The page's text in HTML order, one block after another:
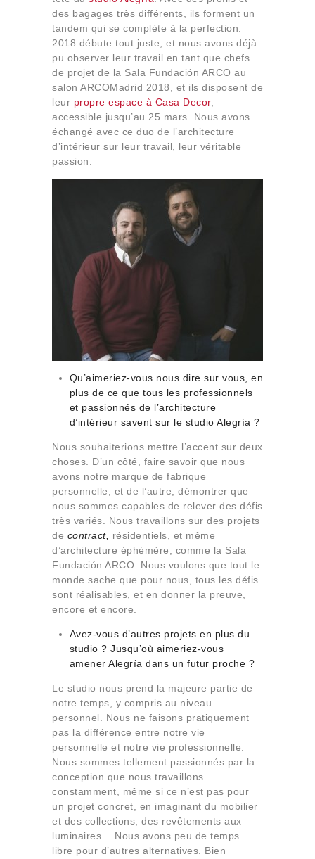
Qui sommes-nous
Contact
des bagages très différents, ils forment un
tandem qui se complète à la perfection.
2018 débute tout juste, et nous avons déjà
pu observer leur travail en tant que chefs
de projet de la Sala Fundación ARCO au
salon ARCOMadrid 2018, et ils disposent de
leur propre espace à Casa Decor,
accessible jusqu’au 25 mars. Nous avons
échangé avec ce duo de l’architecture
d’intérieur sur leur travail, leur véritable
passion.
Qu’aimeriez-vous nous dire sur vous, en
plus de ce que tous les professionnels
et passionnés de l’architecture
d’intérieur savent sur le studio Alegría ?
Nous souhaiterions mettre l’accent sur deux
choses. D’un côté, faire savoir que nous
avons notre marque de fabrique
personnelle, et de l’autre, démontrer que
nous sommes capables de relever des défis
très variés. Nous travaillons sur des projets
de contract, résidentiels, et même
d’architecture éphémère, comme la Sala
Fundación ARCO. Nous voulons que tout le
monde sache que pour nous, tous les défis
sont réalisables, et en donner la preuve,
encore et encore.
Avez-vous d’autres projets en plus du
studio ? Jusqu’où aimeriez-vous
amener Alegría dans un futur proche ?
Le studio nous prend la majeure partie de
notre temps, y compris au niveau
personnel. Nous ne faisons pratiquement
pas la différence entre notre vie
personnelle et notre vie professionnelle.
Nous sommes tellement passionnés par la
conception que nous travaillons
constamment, même si ce n’est pas pour
un projet concret, en imaginant du mobilier
et des collections, des revêtements aux
luminaires… Nous avons peu de temps
libre pour d’autres alternatives. Bien